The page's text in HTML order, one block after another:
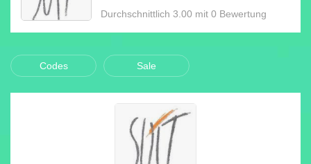
Durchschnittlich 3.00 mit 0 Bewertung
Codes Sale